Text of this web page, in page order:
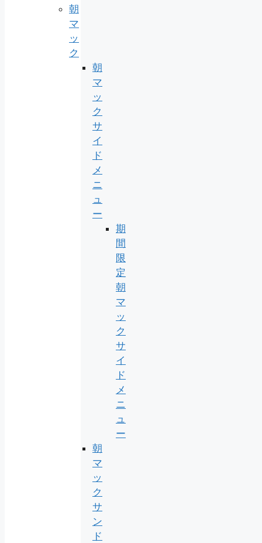
朝
マ
ッ
ク
朝
マ
ッ
ク
サ
イ
ド
メ
ニ
ュ
ー
期
間
限
定
朝
マ
ッ
ク
サ
イ
ド
メ
ニ
ュ
ー
朝
マ
ッ
ク
サ
ン
ド